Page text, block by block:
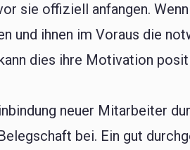
sie offiziell anfangen.
und ihnen im Voraus die
dies ihre Motivation
neuer Mitarbeiter
bei. Ein gut